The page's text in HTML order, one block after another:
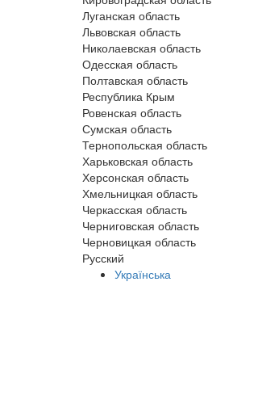
Луганская область
Львовская область
Николаевская область
Одесская область
Полтавская область
Республика Крым
Ровенская область
Сумская область
Тернопольская область
Харьковская область
Херсонская область
Хмельницкая область
Черкасская область
Черниговская область
Черновицкая область
Русский
Українська